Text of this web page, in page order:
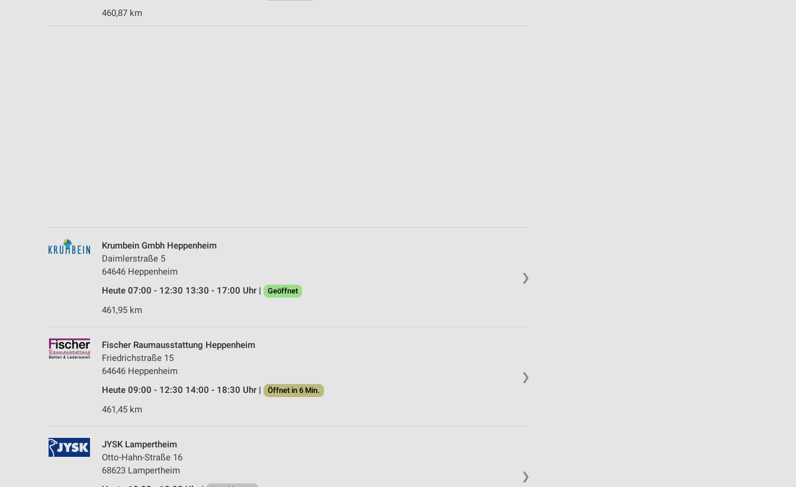
460,87 km
❯
Krumbein Gmbh Heppenheim
Daimlerstraße 5
64646 Heppenheim
Heute 07:00 - 12:30 13:30 - 17:00 Uhr |
Geöffnet
461,95 km
❯
Fischer Raumausstattung Heppenheim
Friedrichstraße 15
64646 Heppenheim
Heute 09:00 - 12:30 14:00 - 18:30 Uhr |
Öffnet in 6 Min.
461,45 km
❯
JYSK Lampertheim
Otto-Hahn-Straße 16
68623 Lampertheim